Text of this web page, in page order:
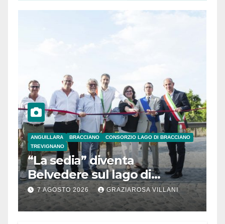
ANGUILLARA BRACCIANO
CONSORZIO LAGO DI BRACCIANO
TREVIGNANO
“La sedia” diventa
Belvedere sul lago di
Bracciano: ieri
l’inaugurazione
7 AGOSTO 2026 GRAZIAROSA VILLANI